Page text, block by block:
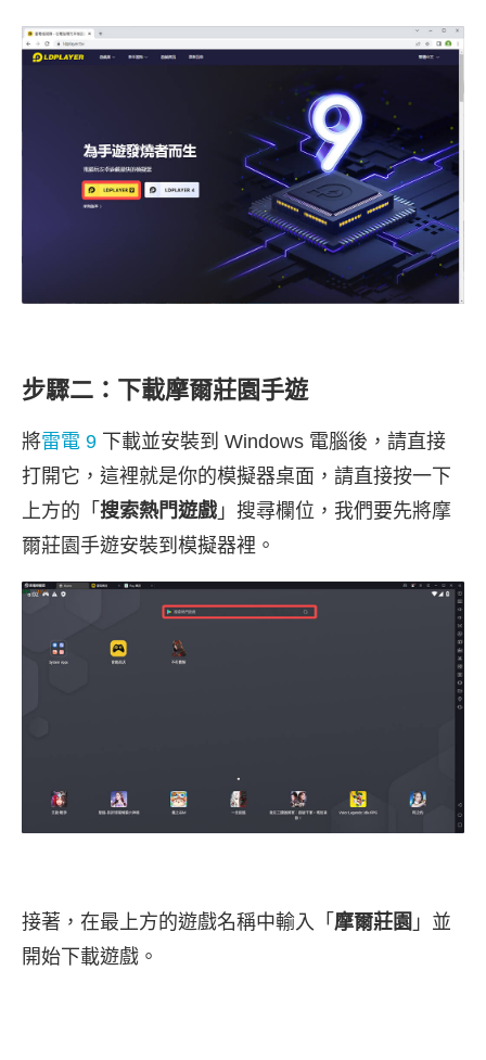
步驟二：下載摩爾莊園手遊
將雷電 9 下載並安裝到 Windows 電腦後，請直接
打開它，這裡就是你的模擬器桌面，請直接按一下
上方的「 搜索熱門遊戲 」搜尋欄位，我們要先將摩
爾莊園手遊安裝到模擬器裡。
接著，在最上方的遊戲名稱中輸入「 摩爾莊園 」並
開始下載遊戲。